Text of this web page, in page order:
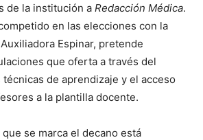
de la institución a Redacción Médica.
en las elecciones con la
Espinar, pretende
que oferta a través del
de aprendizaje y el acceso
a la plantilla docente.
se marca el decano está